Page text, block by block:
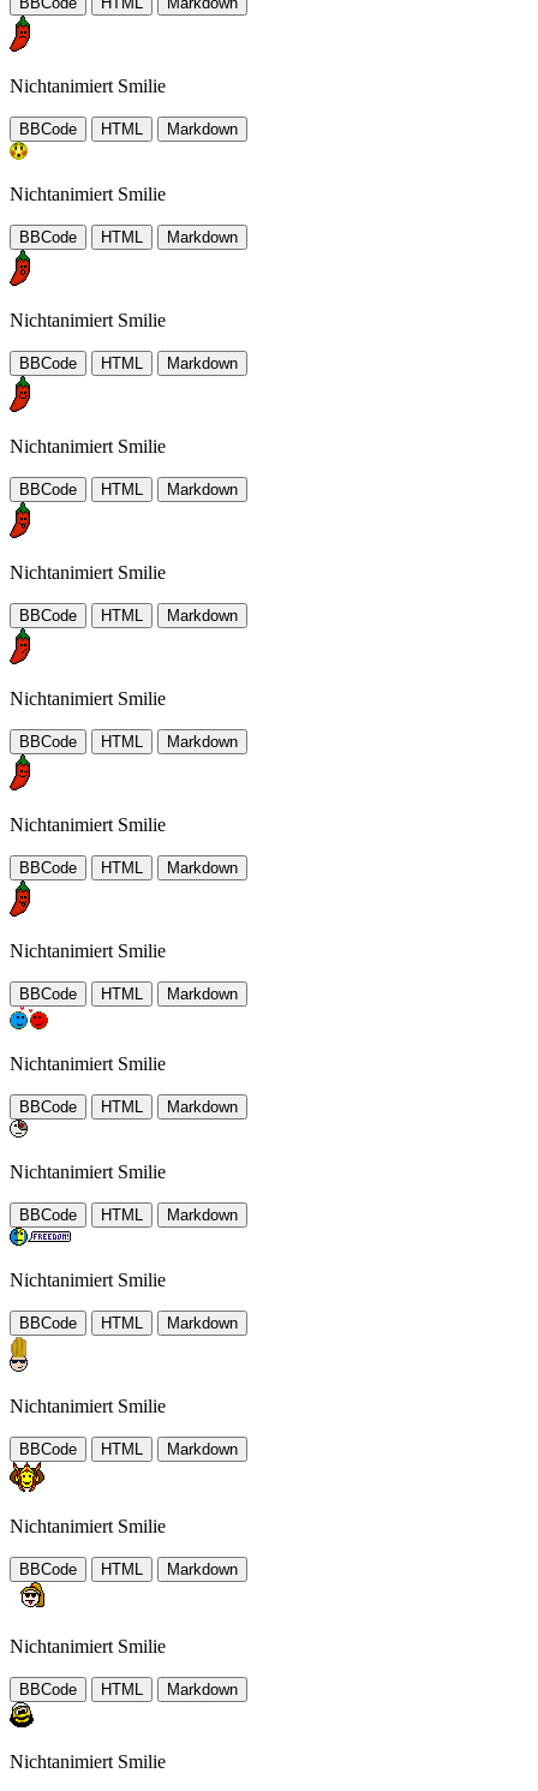
Nichtanimiert Smilie
BBCode HTML Markdown
Nichtanimiert Smilie
BBCode HTML Markdown
Nichtanimiert Smilie
BBCode HTML Markdown
Nichtanimiert Smilie
BBCode HTML Markdown
Nichtanimiert Smilie
BBCode HTML Markdown
Nichtanimiert Smilie
BBCode HTML Markdown
Nichtanimiert Smilie
BBCode HTML Markdown
Nichtanimiert Smilie
BBCode HTML Markdown
Nichtanimiert Smilie
BBCode HTML Markdown
Nichtanimiert Smilie
BBCode HTML Markdown
Nichtanimiert Smilie
BBCode HTML Markdown
Nichtanimiert Smilie
BBCode HTML Markdown
Nichtanimiert Smilie
BBCode HTML Markdown
Nichtanimiert Smilie
BBCode HTML Markdown
Nichtanimiert Smilie